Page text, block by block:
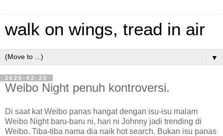
walk on wings, tread in air
▼
2026-02-20
Weibo Night penuh kontroversi.
Di saat kat Weibo panas hangat dengan isu-isu malam
Weibo Night baru-baru ni, hari ni Johnny jadi trending di
Weibo. Tiba-tiba nama dia naik hot search. Bukan isu panas